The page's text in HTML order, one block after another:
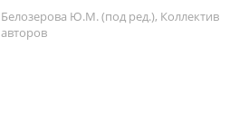
Белозерова Ю.М. (под ред.), Коллектив
авторов